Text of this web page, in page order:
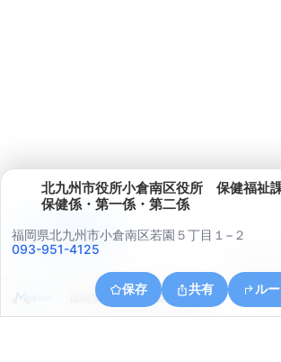
北九州市役所小倉南区役所 保健福祉
保健係・第一係・第二係
福岡県北九州市小倉南区若園５丁目１−２
093-951-4125
保存 共有 ル
福岡県北九州市小倉南区葛原
アプリで見る